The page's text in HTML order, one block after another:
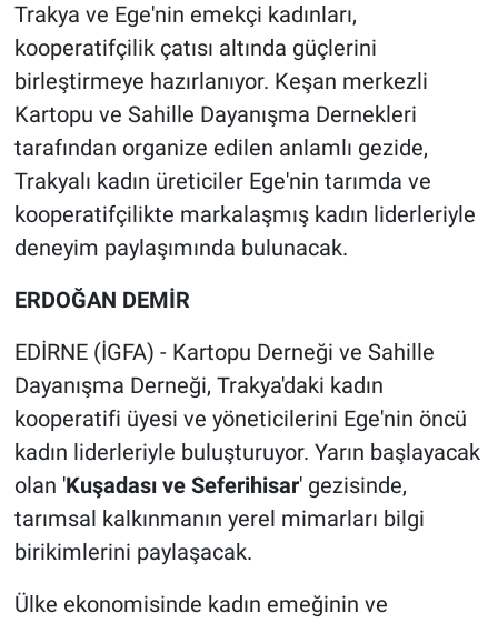
Trakya ve Ege'nin emekçi kadınları,
kooperatifçilik çatısı altında güçlerini
birleştirmeye hazırlanıyor. Keşan merkezli
Kartopu ve Sahille Dayanışma Dernekleri
tarafından organize edilen anlamlı gezide,
Trakyalı kadın üreticiler Ege'nin tarımda ve
kooperatifçilikte markalaşmış kadın liderleriyle
deneyim paylaşımında bulunacak.
ERDOĞAN DEMİR
EDİRNE (İGFA) - Kartopu Derneği ve Sahille
Dayanışma Derneği, Trakya'daki kadın
kooperatifi üyesi ve yöneticilerini Ege'nin öncü
kadın liderleriyle buluşturuyor. Yarın başlayacak
olan 'Kuşadası ve Seferihisar' gezisinde,
tarımsal kalkınmanın yerel mimarları bilgi
birikimlerini paylaşacak.
Ülke ekonomisinde kadın emeğinin ve